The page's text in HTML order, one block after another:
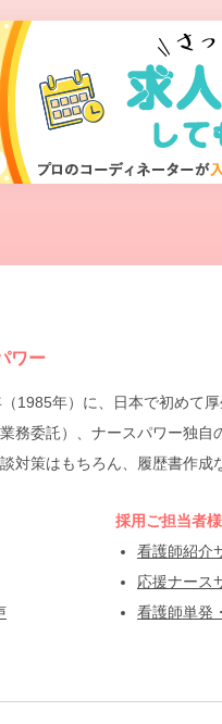
ワー
（1985年）に、日本で初めて
務委託）、ナースパワー独
対策はもちろん、履歴書作成
採用ご担当者
看護師紹介
応援ナース
看護師単発